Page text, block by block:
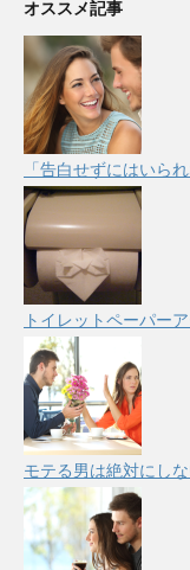
オススメ記事
「告白せずにはいら
トイレットペーパー
モテる男は絶対にし